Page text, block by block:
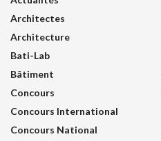
Architectes
Architecture
Bati-Lab
Bâtiment
Concours
Concours International
Concours National